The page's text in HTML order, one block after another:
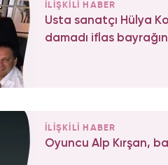
İLİŞKİLİ HABER
Usta sanatçı Hülya
damadı iflas
İLİŞKİLİ HABER
Oyuncu Alp Kırşan,